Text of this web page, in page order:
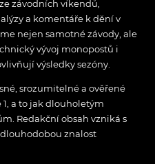
závodních víkendů,
a komentáře k dění v
nejen samotné závody, ale
vývoj monopostů i
výsledky sezóny.
srozumitelné a ověřené
a to jak dlouholetým
Redakční obsah vzniká s
znalost